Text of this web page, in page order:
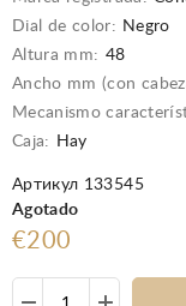
Dial de color: Negro
Altura mm: 48
Ancho mm (con
Mecanismo
Caja:
Hay
Артикул 133545
Agotado
€200